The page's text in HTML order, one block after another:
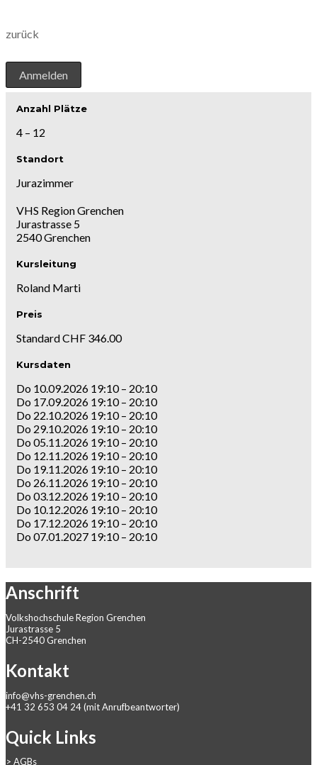
zurück
Anmelden
Anzahl Plätze
4 – 12
Standort
Jurazimmer
VHS Region Grenchen
Jurastrasse 5
2540 Grenchen
Kursleitung
Roland Marti
Preis
Standard CHF 346.00
Kursdaten
Do 10.09.2026 19:10 – 20:10
Do 17.09.2026 19:10 – 20:10
Do 22.10.2026 19:10 – 20:10
Do 29.10.2026 19:10 – 20:10
Do 05.11.2026 19:10 – 20:10
Do 12.11.2026 19:10 – 20:10
Do 19.11.2026 19:10 – 20:10
Do 26.11.2026 19:10 – 20:10
Do 03.12.2026 19:10 – 20:10
Do 10.12.2026 19:10 – 20:10
Do 17.12.2026 19:10 – 20:10
Do 07.01.2027 19:10 – 20:10
Anschrift
Volkshochschule Region Grenchen
Jurastrasse 5
CH-2540 Grenchen
Kontakt
info@vhs-grenchen.ch
+41 32 653 04 24 (mit Anrufbeantworter)
Quick Links
> AGBs